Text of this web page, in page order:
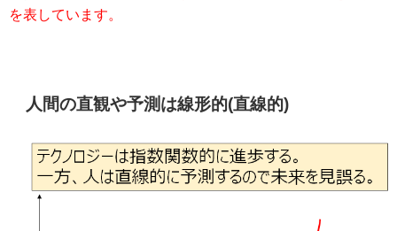
を表しています。
人間の直観や予測は線形的(直線的)